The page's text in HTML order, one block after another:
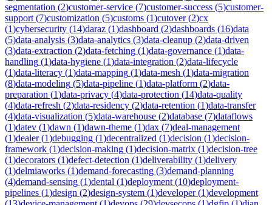
segmentation (2)customer-service (7)customer-success (5)customer-
support (7)customization (5)customs (1)cutover(2)cx
(1)cybersecurity (14)daraz (1)dashboard (2)dashboards (16)data
(5)data-analysis (3)data-analytics (3)data-cleanup (2)data-driven
(3)data-extraction (2)data-fetching (1)data-governance (1)data-
handling (1)data-hygiene (1)data-integration (2)data-lifecycle
(1)data-literacy (1)data-mapping (1)data-mesh (1)data-migration
(8)data-modeling (5)data-pipeline (1)data-platform (2)data-
preparation (1)data-privacy (4)data-protection (14)data-quality
(4)data-refresh (2)data-residency (2)data-retention (1)data-transfer
(4)data-visualization (5)data-warehouse (2)database (7)dataflows
(1)datev (1)dawn (1)dawn-theme (1)dax (7)deal-management
(1)dealer(1)debugging (1)decentralized (1)decision (1)decision-
framework (1)decision-making (1)decision-matrix (1)decision-tree
(1)decorators (1)defect-detection (1)deliverability (1)delivery
(1)delmiaworks (1)demand-forecasting (3)demand-planning
(4)demand-sensing (1)dental (1)deployment (10)deployment-
pipelines (1)design (2)design-system (1)developer(1)development